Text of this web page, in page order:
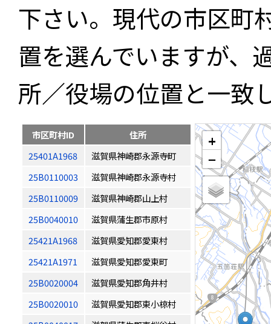
下さい。現代の市区町
置を選んでいますが、
所／役場の位置と一致
市区町村ID
住所
25401A1968
滋賀県神崎郡永源寺町
25B0110003
滋賀県神崎郡永源寺村
25B0110009
滋賀県神崎郡山上村
25B0040010
滋賀県蒲生郡市原村
25421A1968
滋賀県愛知郡愛東村
25421A1971
滋賀県愛知郡愛東町
25B0020004
滋賀県愛知郡角井村
25B0020010
滋賀県愛知郡東小椋村
+
−